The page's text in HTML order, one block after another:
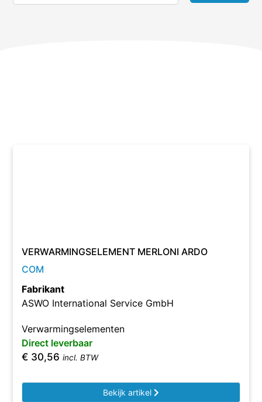
VERWARMINGSELEMENT MERLONI ARDO
COM
Fabrikant
ASWO International Service GmbH
Verwarmingselementen
Direct leverbaar
€ 30,56 incl. BTW
Bekijk artikel